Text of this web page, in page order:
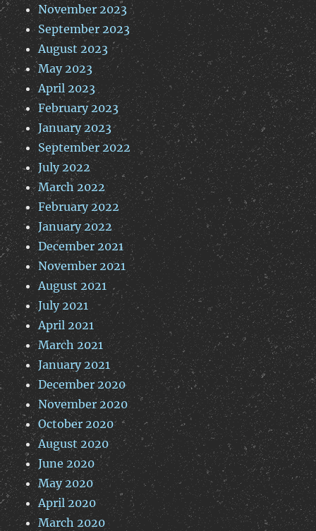
November 2023
September 2023
August 2023
May 2023
April 2023
February 2023
January 2023
September 2022
July 2022
March 2022
February 2022
January 2022
December 2021
November 2021
August 2021
July 2021
April 2021
March 2021
January 2021
December 2020
November 2020
October 2020
August 2020
June 2020
May 2020
April 2020
March 2020